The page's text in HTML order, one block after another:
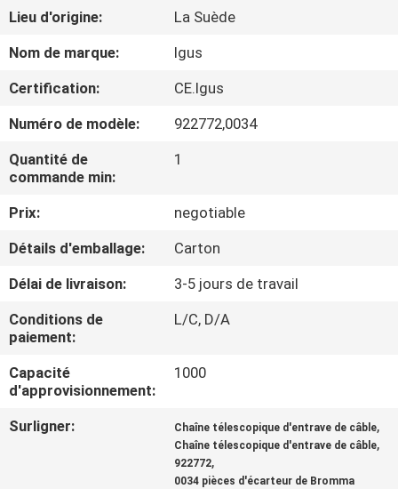
SUJET
DE
NOUS
VISITE
D'USINE
CONTRÔLE
DE
QUALITÉ
CONTACTEZ-
NOUS
DEMANDEZ
Lieu d'origine:
La Suède
Nom de marque:
Igus
Certification:
CE.Igus
Numéro de modèle:
922772,0034
Quantité de
commande min:
1
Prix:
negotiable
Détails d'emballage:
Carton
Délai de livraison:
3-5 jours de travail
Conditions de
paiement:
L/C, D/A
Capacité
d'approvisionnement:
1000
Surligner: Chaîne télescopique d'entrave de câble,
Chaîne télescopique d'entrave de câble,
922772,
0034 pièces d'écarteur de Bromma